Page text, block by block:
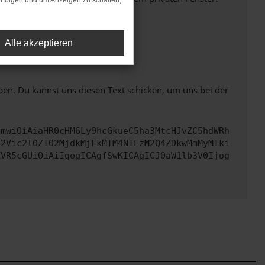
mehr unterstützt werden.
Du kannst uns diesen Text schicken, um uns bei der
Alle akzeptieren